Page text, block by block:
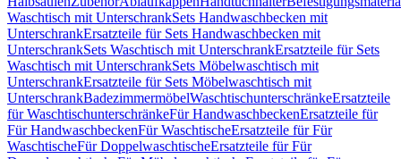
Waschtisch mit UnterschrankSets Handwaschbecken mit
UnterschrankErsatzteile für Sets Handwaschbecken mit
UnterschrankSets Waschtisch mit UnterschrankErsatzteile für Sets
Waschtisch mit UnterschrankSets Möbelwaschtisch mit
UnterschrankErsatzteile für Sets Möbelwaschtisch mit
UnterschrankBadezimmermöbelWaschtischunterschränkeErsatzteile
für WaschtischunterschränkeFür HandwaschbeckenErsatzteile für
Für HandwaschbeckenFür WaschtischeErsatzteile für Für
WaschtischeFür DoppelwaschtischeErsatzteile für Für